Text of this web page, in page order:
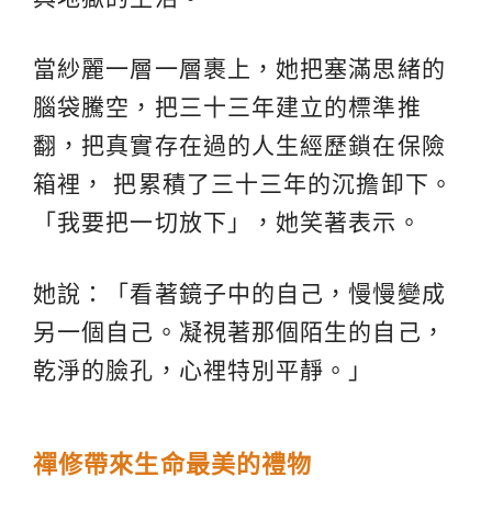
當紗麗一層一層裹上，她把塞滿思緒的
腦袋騰空，把三十三年建立的標準推
翻，把真實存在過的人生經歷鎖在保險
箱裡， 把累積了三十三年的沉擔卸下。
「我要把一切放下」，她笑著表示。
她說：「看著鏡子中的自己，慢慢變成
另一個自己。凝視著那個陌生的自己，
乾淨的臉孔，心裡特別平靜。」
禪修帶來生命最美的禮物